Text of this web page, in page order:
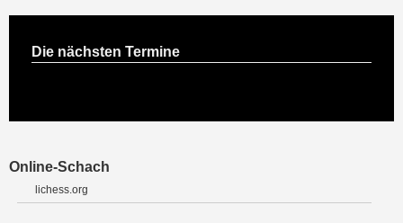
Die nächsten Termine
Online-Schach
lichess.org